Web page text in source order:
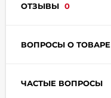
ОТЗЫВЫ 0
ВОПРОСЫ О ТОВАРЕ
ЧАСТЫЕ ВОПРОСЫ
раз в 2 недели